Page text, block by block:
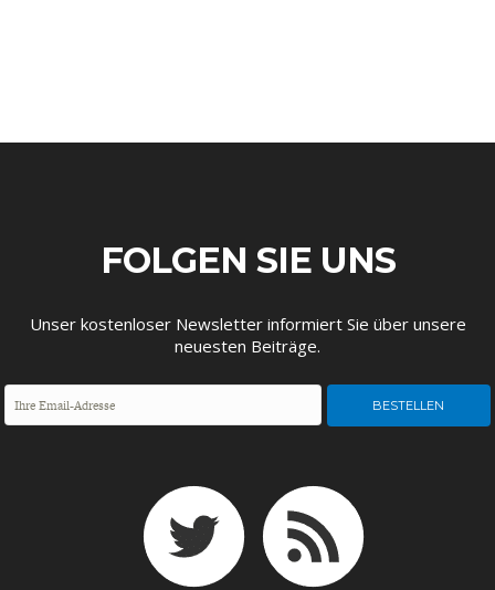
FOLGEN SIE UNS
Unser kostenloser Newsletter informiert Sie über unsere
neuesten Beiträge.